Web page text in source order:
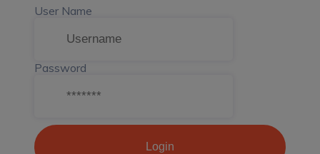
User Name
Password
Login